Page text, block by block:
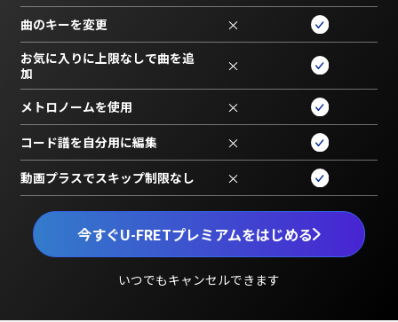
今すぐU-FRETプレミアムをはじめる
いつでもキャンセルできます
曲のキーを変更 ×
お気に入りに上限なしで曲を追
加
×
メトロノームを使用 ×
コード譜を自分用に編集 ×
動画プラスでスキップ制限なし ×